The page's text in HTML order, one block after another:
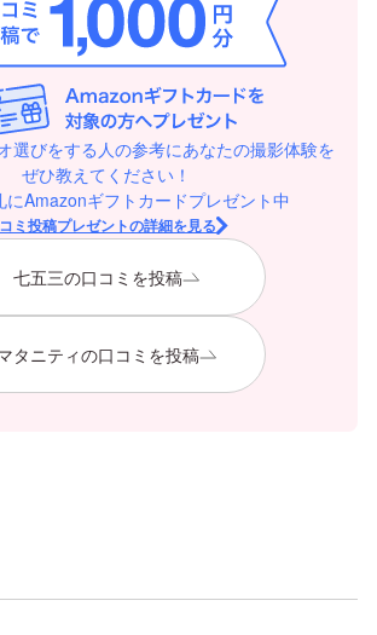
選びをする人の参考にあなたの撮影体験を
ぜひ教えてください！
にAmazonギフトカードプレゼント中
ミ投稿プレゼントの詳細を見る
七五三の口コミを投稿
タニティの口コミを投稿